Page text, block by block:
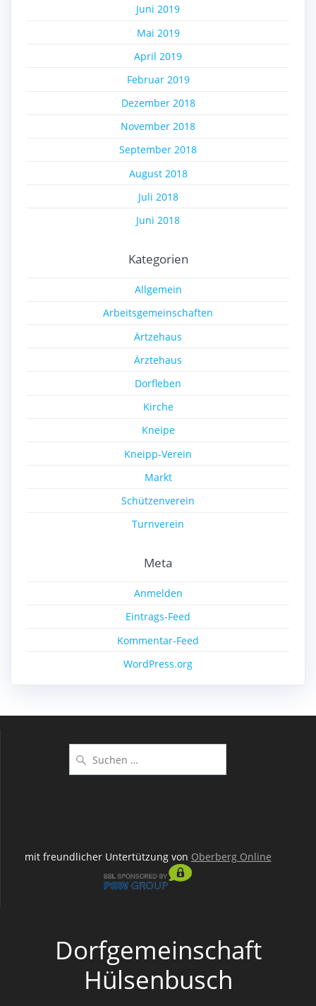
Juni 2019
Mai 2019
April 2019
Februar 2019
Dezember 2018
November 2018
September 2018
August 2018
Juli 2018
Juni 2018
Kategorien
Allgemein
Arbeitsgemeinschaften
Ärtzehaus
Ärztehaus
Dorfleben
Kirche
Kneipe
Kneipp-Verein
Markt
Schützenverein
Turnverein
Meta
Anmelden
Eintrags-Feed
Kommentar-Feed
WordPress.org
nach:
mit freundlicher Untertützung von Oberberg Online
Dorfgemeinschaft
Hülsenbusch